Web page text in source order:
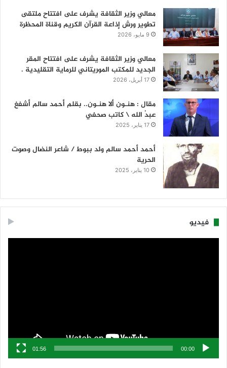
معالي وزير الثقافة يشرف على افتتاح ملتقى
تطوير ورش إذاعة القرآن الكريم وقناة المحظرة
9 مايو، 2026
معالي وزير الثقافة يشرف على افتتاح المقر
الجديد للمكتب الموريتاني للرماية التقليدية .
17 أبريل، 2026
مقال : هنـون ألا هنـون.. بقلم أحمد سالم أشفغ
عبدُ الله \ كاتب صحفي
17 يناير، 2025
أحمد أحمد سالم ولد ببوط / شاعر النضال وصوت
الحرية
10 يناير، 2025
فيديو
00:00
01:56